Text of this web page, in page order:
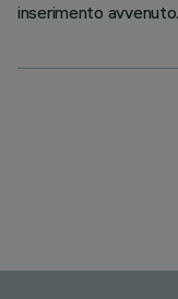
inserimento avvenuto.